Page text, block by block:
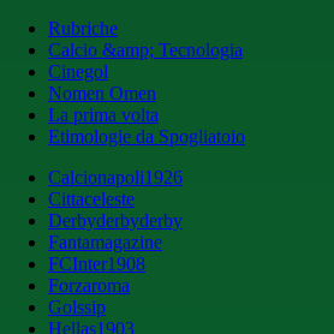
Rubriche
Calcio &amp; Tecnologia
Cinegol
Nomen Omen
La prima volta
Etimologie da Spogliatoio
Calcionapoli1926
Cittaceleste
Derbyderbyderby
Fantamagazine
FCInter1908
Forzaroma
Golssip
Hellas1903